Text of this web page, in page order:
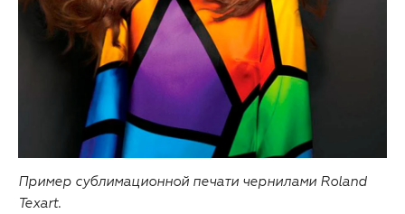
Пример сублимационной печати чернилами Roland
Texart.